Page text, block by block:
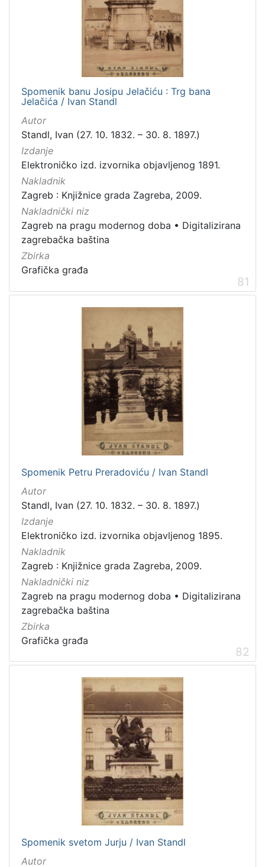
Spomenik banu Josipu Jelačiću : Trg bana
Jelačića / Ivan Standl
Autor
Standl, Ivan (27. 10. 1832. – 30. 8. 1897.)
Izdanje
Elektroničko izd. izvornika objavljenog 1891.
Nakladnik
Zagreb : Knjižnice grada Zagreba, 2009.
Nakladnički niz
Zagreb na pragu modernog doba • Digitalizirana
zagrebačka baština
Zbirka
Grafička građa
81
Spomenik Petru Preradoviću / Ivan Standl
Autor
Standl, Ivan (27. 10. 1832. – 30. 8. 1897.)
Izdanje
Elektroničko izd. izvornika objavljenog 1895.
Nakladnik
Zagreb : Knjižnice grada Zagreba, 2009.
Nakladnički niz
Zagreb na pragu modernog doba • Digitalizirana
zagrebačka baština
Zbirka
Grafička građa
82
Spomenik svetom Jurju / Ivan Standl
Autor